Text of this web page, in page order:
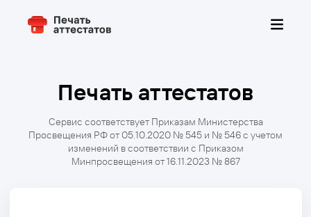
Зарегистрировать школу
АИС ЭлЖур
ЭлЖур.Статистика
АРМ Завуч
Печать аттестатов
Сервис соответствует Приказам Министерства
Просвещения РФ от 05.10.2020 № 545 и № 546 с учетом
изменений в соответствии с Приказом
Минпросвещения от 16.11.2023 № 867